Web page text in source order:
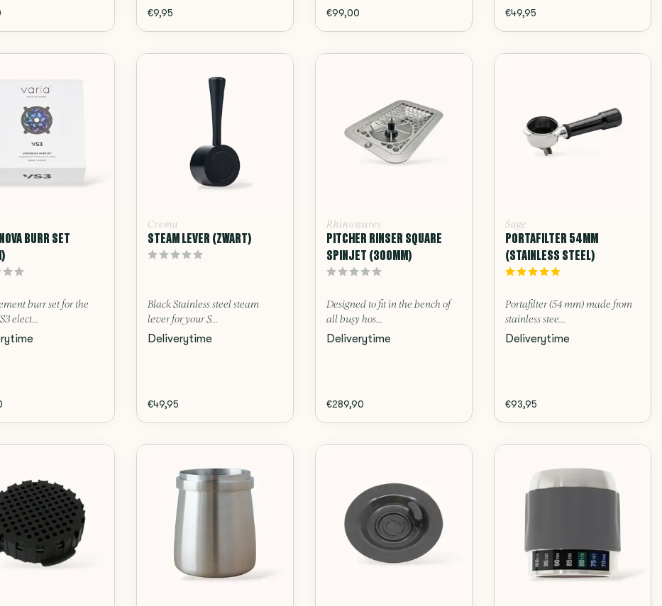
€9,95 €99,00 €49,95
BURR SET
burr set for the
elect...
Crema
STEAM LEVER (ZWART)
Black Stainless steel steam
lever for your S...
Deliverytime
€49,95
Rhinowares
PITCHER RINSER SQUARE
SPINJET (300MM)
Designed to fit in the bench of
all busy hos...
Deliverytime
€289,90
Sage
PORTAFILTER 54MM
(STAINLESS STEEL)
Portafilter (54 mm) made from
stainless stee...
Deliverytime
€93,95